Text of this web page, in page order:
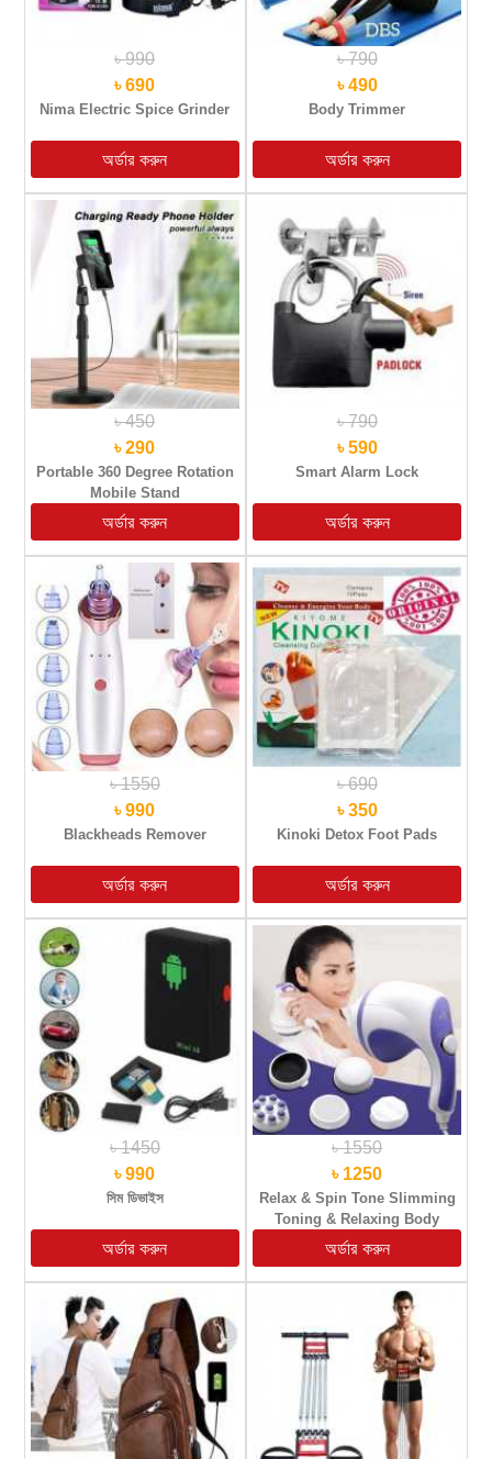
৳ 990
৳ 690
Nima Electric Spice Grinder
৳ 790
৳ 490
Body Trimmer
৳ 450
৳ 290
Portable 360 Degree Rotation
Mobile Stand
৳ 790
৳ 590
Smart Alarm Lock
৳ 1550
৳ 990
Blackheads Remover
৳ 690
৳ 350
Kinoki Detox Foot Pads
৳ 1450
৳ 990
সিম ডিভাইস
৳ 1550
৳ 1250
Relax & Spin Tone Slimming
Toning & Relaxing Body
Massager